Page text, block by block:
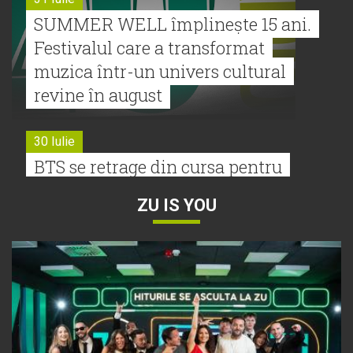
SUMMER WELL împlinește 15 ani.
Festivalul care a transformat
muzica într-un univers cultural
revine în august
30 Iulie
BTS se retrage din cursa pentru
Tyla a lansat un nou album:
„A*Pop”
30 Iulie
ZU IS YOU